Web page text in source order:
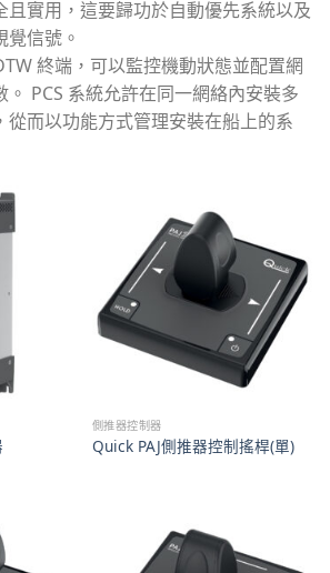
且實用，這要歸功於自動優先系統以及
信號。
終端，可以監控機動狀態並配置網
PCS 系統允許在同一網絡內安裝多
從而以功能方式管理安裝在船上的系
側推器控制器
Quick PAJ側推器控制搖桿(單)